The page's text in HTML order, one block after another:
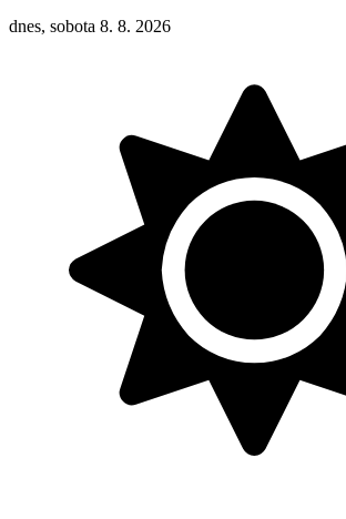
dnes, sobota 8. 8. 2026